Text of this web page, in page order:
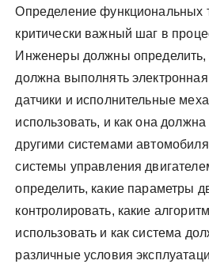
Определение функциональных
критически важный шаг в
Инженеры должны определить,
должна выполнять
датчики и исполнительные
использовать, и как она
другими системами
системы управления
определить, какие параметры
контролировать, какие
использовать и как система
различные условия